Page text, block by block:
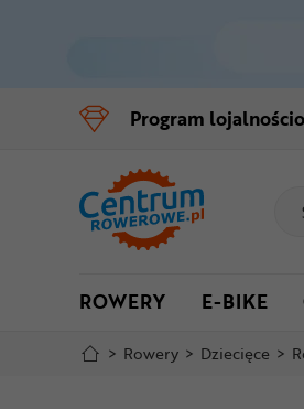
Menu główne
Informacje o
Do koszyka
Szczegółowe
Stopka
Program
ROWERY E-BIKE
> Rowery > Dziecięce >